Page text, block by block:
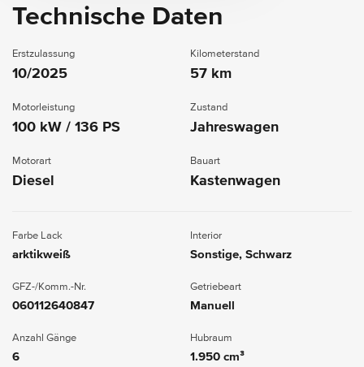
Technische Daten
Erstzulassung
10/2025
Kilometerstand
57 km
Motorleistung
100 kW / 136 PS
Zustand
Jahreswagen
Motorart
Diesel
Bauart
Kastenwagen
Farbe Lack
arktikweiß
Interior
Sonstige, Schwarz
GFZ-/Komm.-Nr.
060112640847
Getriebeart
Manuell
Anzahl Gänge
6
Hubraum
1.950 cm³